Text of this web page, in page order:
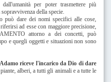
per poter trasmettere più
della specie.
può dare dei nomi specifici alle cose,
ad esse con maggiore precisione,
attorno a dei concetti, può
e quegli oggetti e situazioni non sono
Adamo riceve l'incarico da Dio di dare
alberi, a tutti gli animali e a tutte le